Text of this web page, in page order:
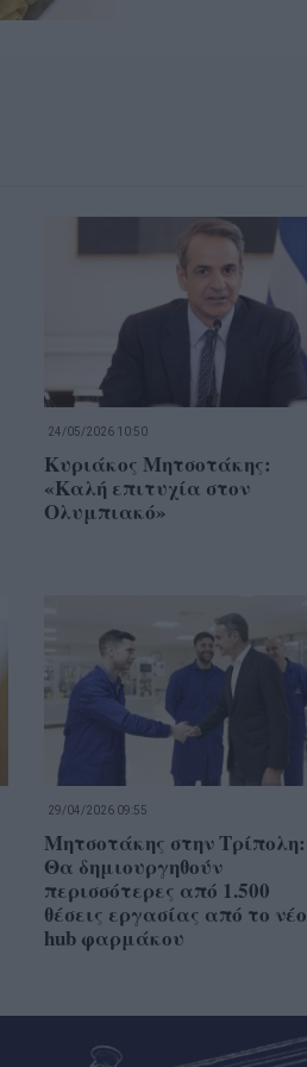
24/05/2026 10:50
Κυριάκος Μητσοτάκης:
«Καλή επιτυχία στον
Ολυμπιακό»
29/04/2026 09:55
Μητσοτάκης στην Τρίπολη:
Θα δημιουργηθούν
περισσότερες από 1.500
θέσεις εργασίας από το νέο
hub φαρμάκου